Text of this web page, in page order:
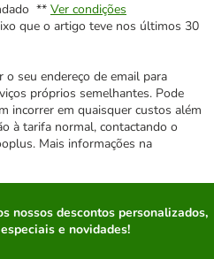
** Ver condições
que o artigo teve nos últimos 30
seu endereço de email para
próprios semelhantes. Pode
incorrer em quaisquer custos além
à tarifa normal, contactando o
Mais informações na
nossos descontos personalizados,
e novidades!